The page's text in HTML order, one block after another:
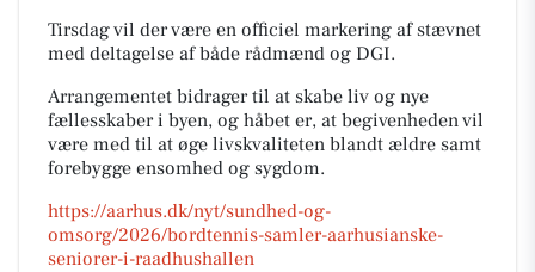
Tirsdag vil der være en officiel markering af stævnet
med deltagelse af både rådmænd og DGI.
Arrangementet bidrager til at skabe liv og nye
fællesskaber i byen, og håbet er, at begivenheden vil
være med til at øge livskvaliteten blandt ældre samt
forebygge ensomhed og sygdom.
https://aarhus.dk/nyt/sundhed-og-
omsorg/2026/bordtennis-samler-aarhusianske-
seniorer-i-raadhushallen